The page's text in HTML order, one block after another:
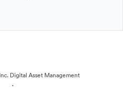
Digital Asset Management
·